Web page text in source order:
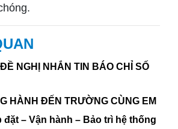
NGHỊ NHẮN TIN BÁO CHỈ SỐ
HÀNH ĐẾN TRƯỜNG CÙNG EM
đặt – Vận hành – Bảo trì hệ thống